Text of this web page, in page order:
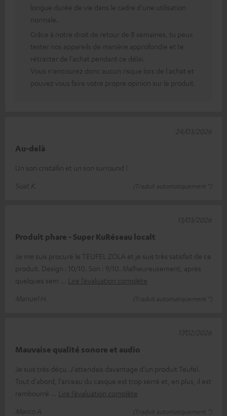
longue durée de vie dans le cadre d'une utilisation
normale.
Grâce à notre droit de retour de 8 semaines, tu peux
tester nos appareils de manière approfondie et te
rétracter de l'achat pendant ce délai.
Vous n'encourez donc aucun risque lors de l'achat et
pouvez vous faire votre propre opinion sur le produit.
Au-delà
Un son cristallin et un son surround !
Suat K.
(Traduit automatiquement *)
24/03/2026
Produit phare - Super KuRéseau localt
Je me suis procuré le TEUFEL ZOLA et je suis très satisfait de ce
produit. Design : 10/10. Son : 9/10. Malheureusement, après
quelques sem
Lire l’évaluation complète
Manuel H.
(Traduit automatiquement *)
13/03/2026
Mauvaise qualité sonore et audio
Je suis très déçu. J'attendais davantage d'un produit Teufel.
Tout d'abord, l'arceau du casque est trop serré et, en plus, il est
rembourré
Lire l’évaluation complète
Marco A.
(Traduit automatiquement *)
17/02/2026